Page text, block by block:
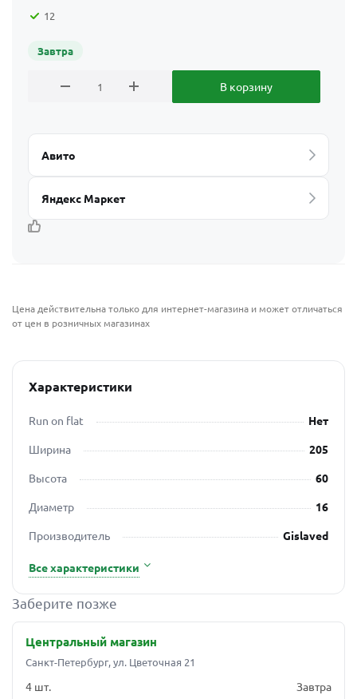
12
Завтра
В корзину
Авито
Яндекс Маркет
Цена действительна только для интернет-магазина и может отличаться
от цен в розничных магазинах
Характеристики
Run on flat
Нет
Ширина
205
Высота
60
Диаметр
16
Производитель
Gislaved
Все характеристики
Заберите позже
Центральный магазин
Санкт-Петербург, ул. Цветочная 21
4 шт. Завтра